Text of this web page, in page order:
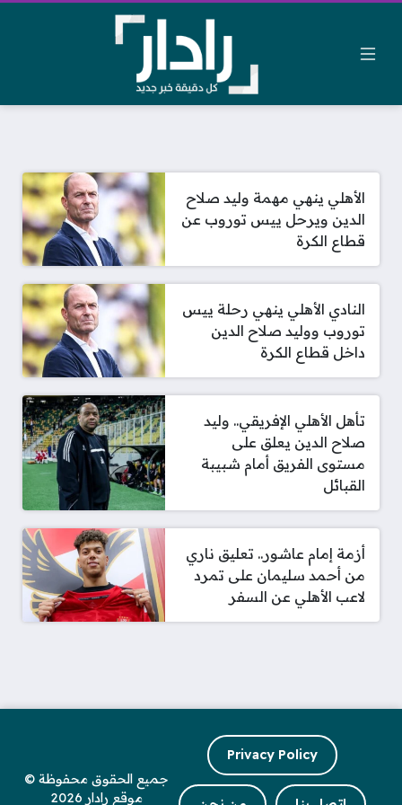
الأهلي ينهي مهمة وليد صلاح
الدين ويرحل ييس توروب عن
قطاع الكرة
النادي الأهلي ينهي رحلة ييس
توروب ووليد صلاح الدين
داخل قطاع الكرة
تأهل الأهلي الإفريقي.. وليد
صلاح الدين يعلق على
مستوى الفريق أمام شبيبة
القبائل
أزمة إمام عاشور.. تعليق ناري
من أحمد سليمان على تمرد
لاعب الأهلي عن السفر
Privacy Policy
جميع الحقوق محفوظة ©
موقع رادار 2026